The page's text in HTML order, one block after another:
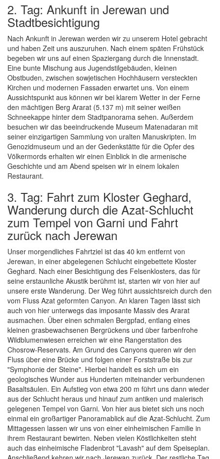
2. Tag: Ankunft in Jerewan und
Stadtbesichtigung
Nach Ankunft in Jerewan werden wir zu unserem Hotel gebracht
und haben Zeit uns auszuruhen. Nach einem späten Frühstück
begeben wir uns auf einen Spaziergang durch die Innenstadt.
Eine bunte Mischung aus Jugendstilgebäuden, kleinen
Obstbuden, zwischen sowjetischen Hochhäusern versteckten
Kirchen und modernen Fassaden erwartet uns. Von einem
Aussichtspunkt aus können wir bei klarem Wetter in der Ferne
den mächtigen Berg Ararat (5.137 m) mit seiner weißen
Schneekappe hinter dem Stadtpanorama sehen. Außerdem
besuchen wir das beeindruckende Museum Matenadaran mit
seiner einzigartigen Sammlung von uralten Manuskripten. Im
Genozidmuseum und an der Gedenkstätte für die Opfer des
Völkermords erhalten wir einen Einblick in die armenische
Geschichte und am Abend speisen wir in einem lokalen
Restaurant.
3. Tag: Fahrt zum Kloster Geghard,
Wanderung durch die Azat-Schlucht
zum Tempel von Garni und Fahrt
zurück nach Jerewan
Unser morgendliches Fahrtziel ist das 40 km entfernt von
Jerewan, in einer abgelegenen Schlucht eingebettete Kloster
Geghard. Nach einer Besichtigung des Felsenklosters, das für
seine erstaunliche Akustik berühmt ist, starten wir von hier auf
unsere erste Wanderung. Der Weg führt aussichtsreich durch den
vom Fluss Azat geformten Canyon. An klaren Tagen lässt sich
auch von hier unterwegs das imposante Massiv des Ararat
ausmachen. Über einen schmalen Bergpfad, entlang eines
kleinen grasbewachsenen Bergrückens und über farbenfrohe
Wildblumenwiesen erreichen wir eine Rangerstation des
Chosrow-Reservats. Am Grund des Canyons queren wir den
Fluss über eine Brücke und folgen einer Forststraße bis zur
"Symphonie der Steine". Hierbei handelt es sich um ein
geologisches Wunder aus Hunderten miteinander verbundenen
Basaltsäulen. Ein Aufstieg von etwa 200 m führt uns dann wieder
aus der Schlucht heraus und hinauf zum antiken und malerisch
gelegenen Tempel von Garni. Von hier aus bietet sich uns noch
einmal ein großartiger Panoramablick auf die Azat-Schlucht. Zum
Mittagessen lassen wir uns von einer einheimischen Familie in
ihrem Restaurant bewirten. Neben vielen Köstlichkeiten steht
auch das einheimische Fladenbrot "Lavash" auf dem Speiseplan.